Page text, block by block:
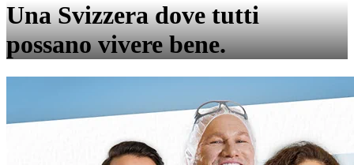
Una Svizzera dove tutti
possano vivere bene.